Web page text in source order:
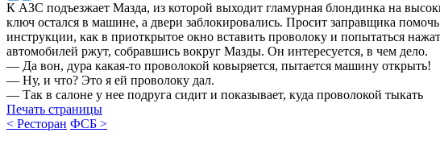
К АЗС подъезжает Мазда, из которой выходит гламурная блондинка на
ключ остался в машине, а двери заблокировались. Просит заправщика
инструкции, как в приоткрытое окно вставить проволоку и попытаться
автомобилей ржут, собравшись вокруг Мазды. Он интересуется, в чем дело.
— Да вон, дура какая-то проволокой ковыряется, пытается машину открыть!
— Ну, и что? Это я ей проволоку дал.
— Так в салоне у нее подруга сидит и показывает, куда проволокой тыкать
Печать страницы
< Ресторан ФСБ >